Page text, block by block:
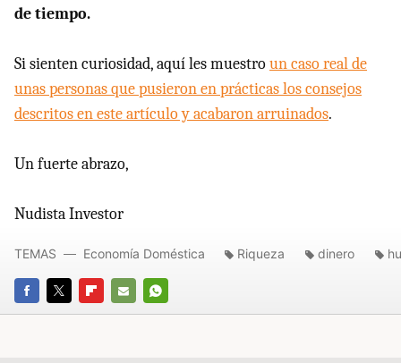
de tiempo.
Si sienten curiosidad, aquí les muestroun caso real de
unas personas que pusieron en prácticas los consejos
descritos en este artículo y acabaron arruinados.
Un fuerte abrazo,
Nudista Investor
FACEBOOK
TWITTERFLIPBOARD
E-
WHATSAPP
TEMAS Economía Doméstica Riqueza dinero